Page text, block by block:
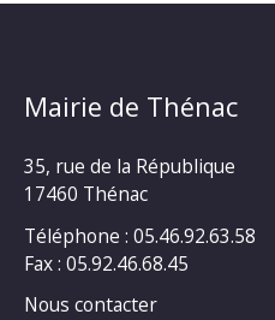
Mairie de Thénac
35, rue de la République
17460 Thénac
Téléphone : 05.46.92.63.58
Fax : 05.92.46.68.45
Nous contacter